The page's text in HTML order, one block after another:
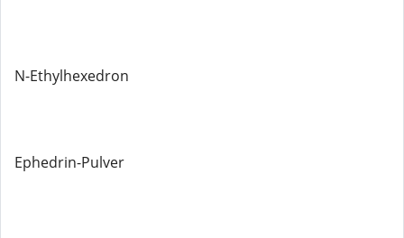
N-Ethylhexedron
Ephedrin-Pulver